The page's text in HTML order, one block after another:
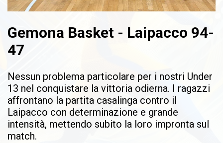
Gemona Basket - Laipacco 94-
47
Nessun problema particolare per i nostri Under
13 nel conquistare la vittoria odierna. I ragazzi
affrontano la partita casalinga contro il
Laipacco con determinazione e grande
intensità, mettendo subito la loro impronta sul
match.